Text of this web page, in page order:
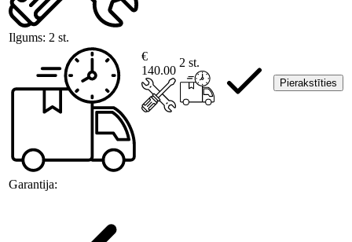
Ilgums: 2 st.
Garantija:
€
140.00
2 st.
Pierakstīties